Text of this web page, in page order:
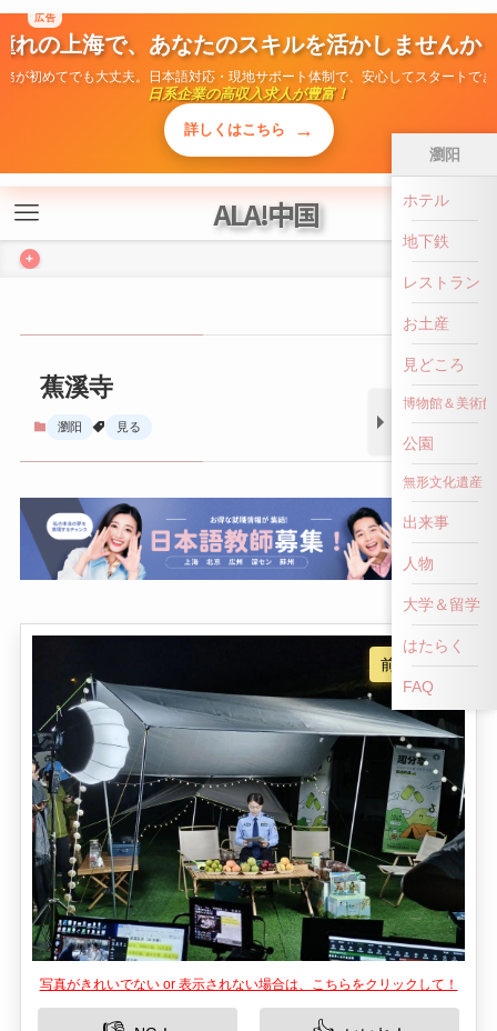
れの上海で、あなたのスキルを活かしませんか
日系企業の高収入求人が豊富！
詳しくはこちら
ALA!中国
+
蕉溪寺
瀏阳 見る
前へ戻る
写真がきれいでない or 表示されない場合は、こちらをクリックして！
👎 NG！ 👍 いいね！
中国湖南省の都市、瀏陽は自然と歴史が交錯する
美しい都市であり、その中でも蕉溪寺は特に注目
瀏阳
ホテル
地下鉄
レストラン
お土産
見どころ
博物館＆美術館
公園
無形文化遺産
出来事
人物
大学＆留学
はたらく
FAQ